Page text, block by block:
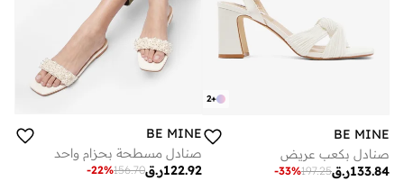
+
2
BE MINE
صنادل بكعب عريض
ر.ق133.84
197.25
-33%
BE MINE
صنادل مسطحة بحزام واحد
ر.ق122.92
156.70
-22%